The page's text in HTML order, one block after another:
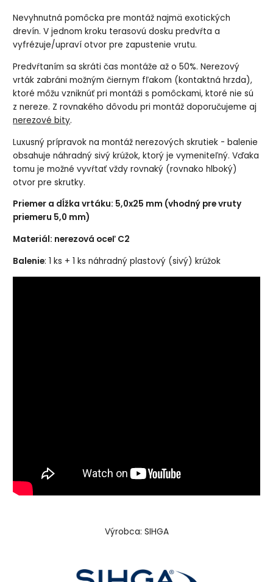
Nevyhnutná pomôcka pre montáž najmä exotických
drevín. V jednom kroku terasovú dosku predvŕta a
vyfrézuje/upraví otvor pre zapustenie vrutu.
Predvŕtaním sa skráti čas montáže až o 50%. Nerezový
vrták zabráni možným čiernym fľakom (kontaktná hrzda),
ktoré môžu vzniknúť pri montáži s pomôckami, ktoré nie sú
z nereze. Z rovnakého dôvodu pri montáž doporučujeme aj
nerezové bity.
Luxusný prípravok na montáž nerezových skrutiek - balenie
obsahuje náhradný sivý krúžok, ktorý je vymeniteľný. Vďaka
tomu je možné vyvŕtať vždy rovnaký (rovnako hlboký)
otvor pre skrutky.
Priemer a dĺžka vrtáku: 5,0x25 mm (vhodný pre vruty
priemeru 5,0 mm)
Materiál: nerezová oceľ C2
Balenie: 1 ks + 1 ks náhradný plastový (sivý) krúžok
Výrobca: SIHGA